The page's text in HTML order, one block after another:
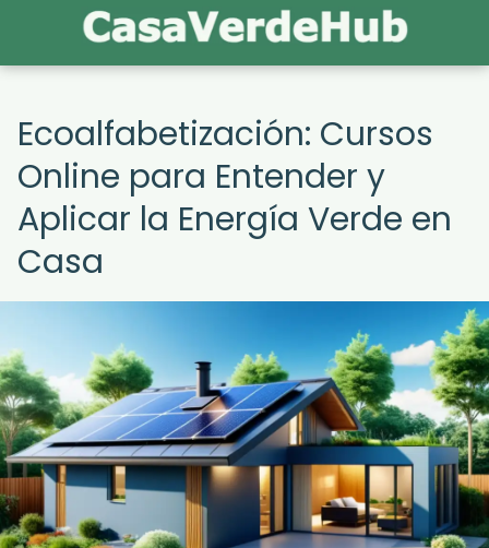
Ecoalfabetización: Cursos
Online para Entender y
Aplicar la Energía Verde en
Casa